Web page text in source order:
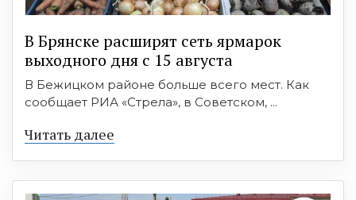
В Брянске расширят сеть ярмарок
выходного дня с 15 августа
В Бежицком районе больше всего мест. Как
сообщает РИА «Стрела», в Советском, ...
Читать далее